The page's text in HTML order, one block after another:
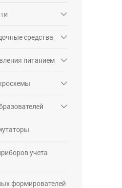
средства
питанием
учета
формирователей